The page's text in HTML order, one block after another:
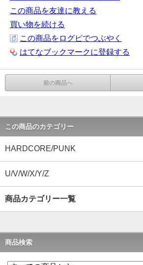
この商品を友達に教える
買い物を続ける
この商品をログピでつぶやく
はてなブックマークに登録する
前の商品へ
この商品のカテゴリー
HARDCORE/PUNK
U/V/W/X/Y/Z
商品カテゴリー一覧
商品検索